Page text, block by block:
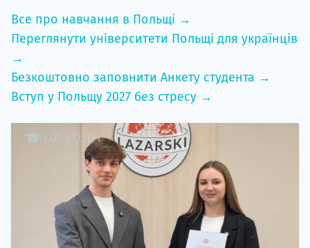
Все про навчання в Польщі →
Переглянути університети Польщі для українців
→
Безкоштовно заповнити Анкету студента →
Вступ у Польщу 2027 без стресу →